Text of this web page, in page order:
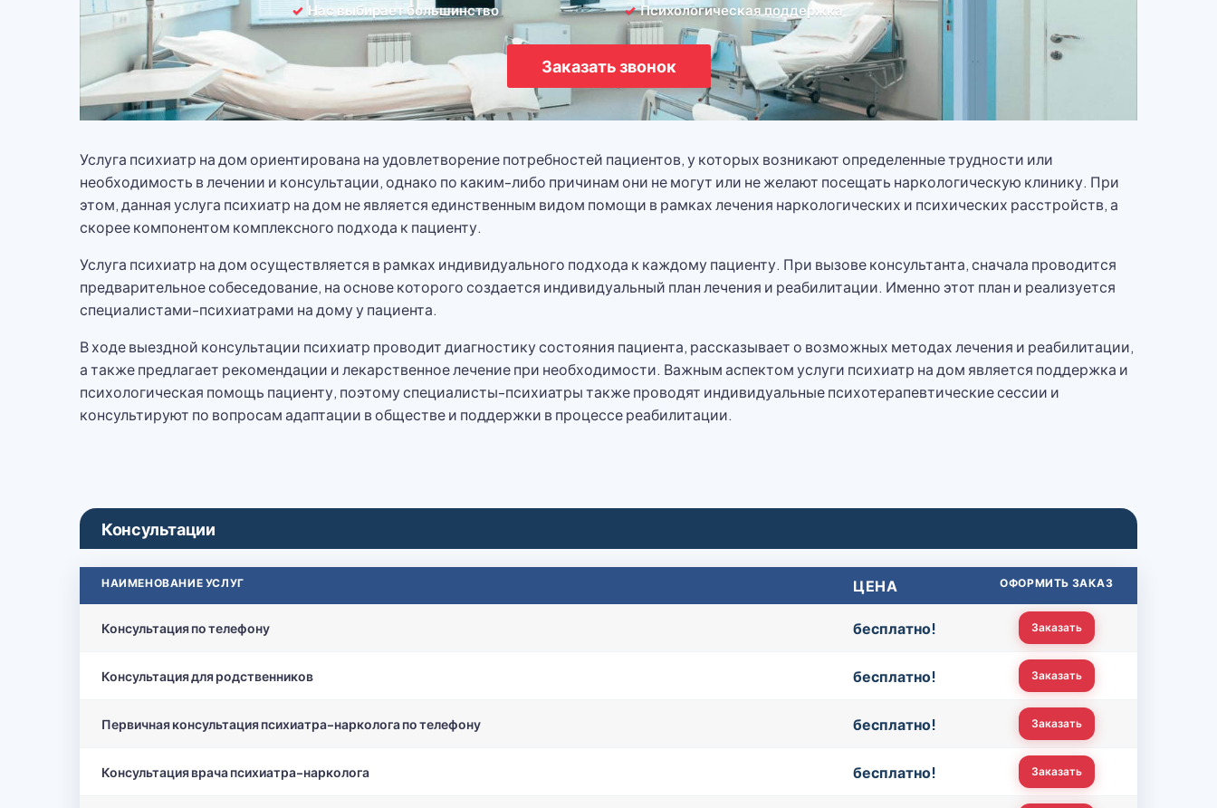
Нас выбирает большинство
Психологическая поддержка
Заказать звонок
Услуга психиатр на дом ориентирована на удовлетворение потребностей пациентов, у которых возникают определенные трудности или
необходимость в лечении и консультации, однако по каким-либо причинам они не могут или не желают посещать наркологическую клинику. При
этом, данная услуга психиатр на дом не является единственным видом помощи в рамках лечения наркологических и психических расстройств, а
скорее компонентом комплексного подхода к пациенту.
Услуга психиатр на дом осуществляется в рамках индивидуального подхода к каждому пациенту. При вызове консультанта, сначала проводится
предварительное собеседование, на основе которого создается индивидуальный план лечения и реабилитации. Именно этот план и реализуется
специалистами-психиатрами на дому у пациента.
В ходе выездной консультации психиатр проводит диагностику состояния пациента, рассказывает о возможных методах лечения и реабилитации,
а также предлагает рекомендации и лекарственное лечение при необходимости. Важным аспектом услуги психиатр на дом является поддержка и
психологическая помощь пациенту, поэтому специалисты-психиатры также проводят индивидуальные психотерапевтические сессии и
консультируют по вопросам адаптации в обществе и поддержки в процессе реабилитации.
Консультации
НАИМЕНОВАНИЕ УСЛУГ ЦЕНА ОФОРМИТЬ ЗАКАЗ
Консультация по телефону бесплатно! Заказать
Консультация для родственников бесплатно! Заказать
Первичная консультация психиатра-нарколога по телефону бесплатно! Заказать
Консультация врача психиатра-нарколога бесплатно! Заказать